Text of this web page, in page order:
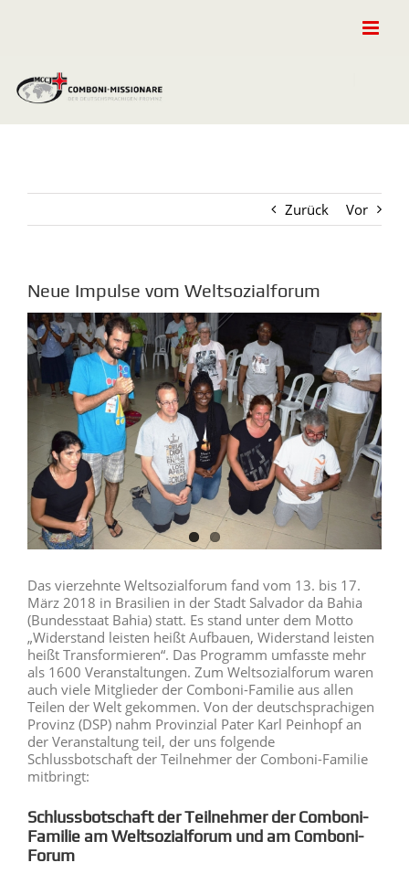
Zurück Vor
Neue Impulse vom Weltsozialforum
Zeige
grösseres
Bild
Das vierzehnte Weltsozialforum fand vom 13. bis 17.
März 2018 in Brasilien in der Stadt Salvador da Bahia
(Bundesstaat Bahia) statt. Es stand unter dem Motto
„Widerstand leisten heißt Aufbauen, Widerstand leisten
heißt Transformieren“. Das Programm umfasste mehr
als 1600 Veranstaltungen. Zum Weltsozialforum waren
auch viele Mitglieder der Comboni-Familie aus allen
Teilen der Welt gekommen. Von der deutschsprachigen
Provinz (DSP) nahm Provinzial Pater Karl Peinhopf an
der Veranstaltung teil, der uns folgende
Schlussbotschaft der Teilnehmer der Comboni-Familie
mitbringt:
Schlussbotschaft der Teilnehmer der Comboni-
Familie am Weltsozialforum und am Comboni-
Forum